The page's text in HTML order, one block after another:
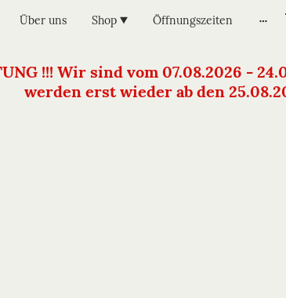
Über uns Shop Öffnungszeiten
!!! Wir sind vom 07.08.2026 -
werden erst wieder ab den